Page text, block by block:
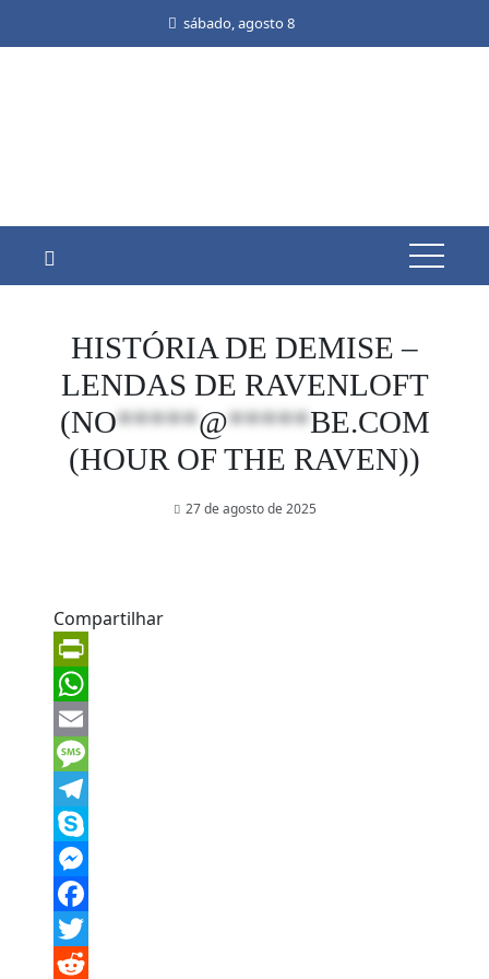
sábado, agosto 8
HISTÓRIA DE DEMISE –
LENDAS DE RAVENLOFT
(NO*****@*****BE.COM
(HOUR OF THE RAVEN))
27 de agosto de 2025
Compartilhar
PrintFriendly
WhatsApp
Email
Message
Telegram
Skype
Messenger
Facebook
Twitter